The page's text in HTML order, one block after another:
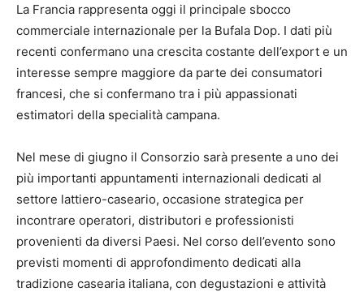
La Francia rappresenta oggi il principale sbocco
commerciale internazionale per la Bufala Dop. I dati più
recenti confermano una crescita costante dell’export e un
interesse sempre maggiore da parte dei consumatori
francesi, che si confermano tra i più appassionati
estimatori della specialità campana.
Nel mese di giugno il Consorzio sarà presente a uno dei
più importanti appuntamenti internazionali dedicati al
settore lattiero-caseario, occasione strategica per
incontrare operatori, distributori e professionisti
provenienti da diversi Paesi. Nel corso dell’evento sono
previsti momenti di approfondimento dedicati alla
tradizione casearia italiana, con degustazioni e attività